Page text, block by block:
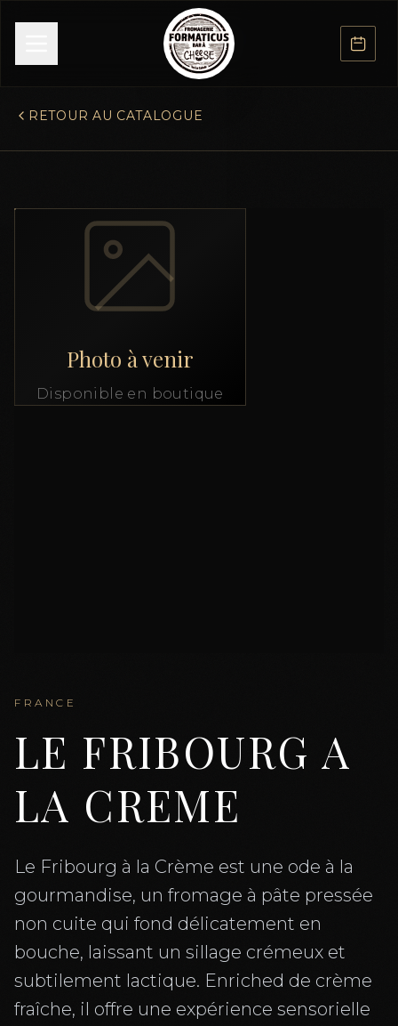
RETOUR AU CATALOGUE
Photo à venir
Disponible en boutique
FRANCE
LE FRIBOURG A
LA CREME
Le Fribourg à la Crème est une ode à la
gourmandise, un fromage à pâte pressée
non cuite qui fond délicatement en
bouche, laissant un sillage crémeux et
subtilement lactique. Enriched de crème
fraîche, il offre une expérience sensorielle